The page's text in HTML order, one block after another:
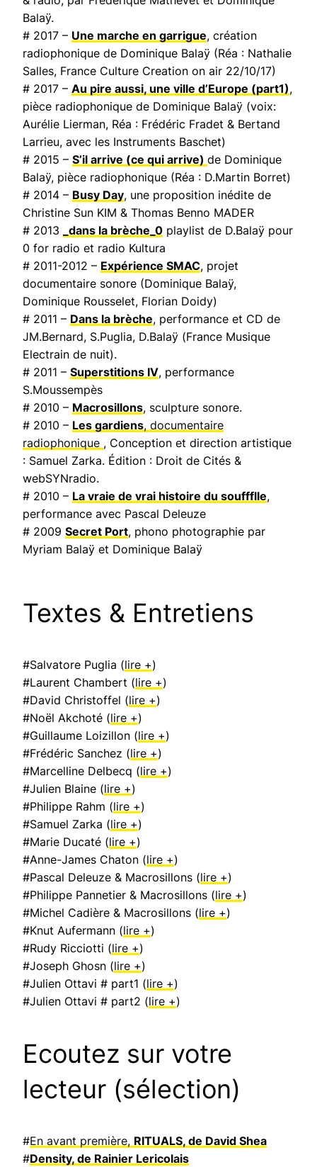
Balaÿ.
# 2017 – Une marche en garrigue, création
radiophonique de Dominique Balaÿ (Réa : Nathalie
Salles, France Culture Creation on air 22/10/17)
# 2017 – Au pire aussi, une ville d’Europe (part1),
pièce radiophonique de Dominique Balaÿ (voix:
Aurélie Lierman, Réa : Frédéric Fradet & Bertand
Larrieu, avec les Instruments Baschet)
# 2015 – S’il arrive (ce qui arrive) de Dominique
Balaÿ, pièce radiophonique (Réa : D.Martin Borret)
# 2014 – Busy Day, une proposition inédite de
Christine Sun KIM & Thomas Benno MADER
# 2013
_dans la brèche_0 playlist de D.Balaÿ pour
0 for radio et radio Kultura
# 2011-2012 – Expérience SMAC, projet
documentaire sonore (Dominique Balaÿ,
Dominique Rousselet, Florian Doidy)
# 2011 – Dans la brèche, performance et CD de
JM.Bernard, S.Puglia, D.Balaÿ (France Musique
Electrain de nuit).
# 2011 – Superstitions IV, performance
S.Moussempès
# 2010 – Macrosillons, sculpture sonore.
# 2010 – Les gardiens, documentaire
radiophonique , Conception et direction artistique
: Samuel Zarka. Édition : Droit de Cités &
webSYNradio.
# 2010 – La vraie de vrai histoire du souffflle,
performance avec Pascal Deleuze
# 2009 Secret Port, phono photographie par
Myriam Balaÿ et Dominique Balaÿ
Textes & Entretiens
#Salvatore Puglia (lire +)
#Laurent Chambert (lire +)
#David Christoffel (lire +)
#Noël Akchoté (lire +)
#Guillaume Loizillon (lire +)
#Frédéric Sanchez (lire +)
#Marcelline Delbecq (lire +)
#Julien Blaine (lire +)
#Philippe Rahm (lire +)
#Samuel Zarka (lire +)
#Marie Ducaté (lire +)
#Anne-James Chaton (lire +)
#Pascal Deleuze & Macrosillons (lire +)
#Philippe Pannetier & Macrosillons (lire +)
#Michel Cadière & Macrosillons (lire +)
#Knut Aufermann (lire +)
#Rudy Ricciotti (lire +)
#Joseph Ghosn (lire +)
#Julien Ottavi # part1 (lire +)
#Julien Ottavi # part2 (lire +)
Ecoutez sur votre
lecteur (sélection)
#En avant première, RITUALS, de David Shea
#Density, de Rainier Lericolais